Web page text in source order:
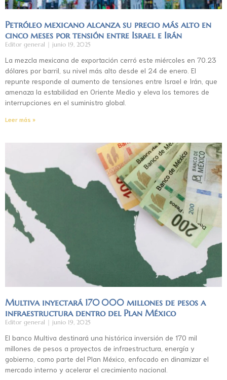
Petróleo mexicano alcanza su precio más alto en
cinco meses por tensión entre Israel e Irán
Editor general junio 19, 2025
La mezcla mexicana de exportación cerró este miércoles en 70.23
dólares por barril, su nivel más alto desde el 24 de enero. El
repunte responde al aumento de tensiones entre Israel e Irán, que
amenaza la estabilidad en Oriente Medio y eleva los temores de
interrupciones en el suministro global.
Leer más »
Multiva inyectará 170 000 millones de pesos a
infraestructura dentro del Plan México
Editor general junio 19, 2025
El banco Multiva destinará una histórica inversión de 170 mil
millones de pesos a proyectos de infraestructura, energía y
gobierno, como parte del Plan México, enfocado en dinamizar el
mercado interno y acelerar el crecimiento nacional.